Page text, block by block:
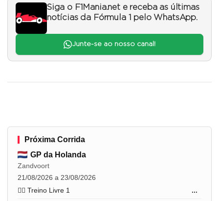
Siga o F1Mania.net e receba as últimas
notícias da Fórmula 1 pelo WhatsApp.
Junte-se ao nosso canal!
Próxima Corrida
GP da Holanda
Zandvoort
21/08/2026 a 23/08/2026
🏋️‍♂️ Treino Livre 1
...